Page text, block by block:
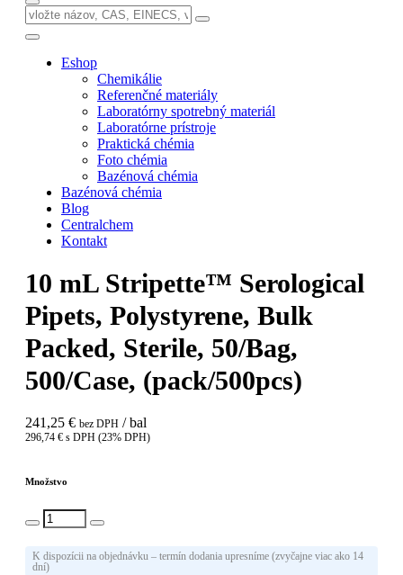
Eshop
Chemikálie
Referenčné materiály
Laboratórny spotrebný materiál
Laboratórne prístroje
Praktická chémia
Foto chémia
Bazénová chémia
Bazénová chémia
Blog
Centralchem
Kontakt
10 mL Stripette™ Serological
Pipets, Polystyrene, Bulk
Packed, Sterile, 50/Bag,
500/Case, (pack/500pcs)
241,25 € bez DPH / bal
296,74 € s DPH (23% DPH)
Množstvo
K dispozícii na objednávku – termín dodania upresníme (zvyčajne viac ako 14
dní)